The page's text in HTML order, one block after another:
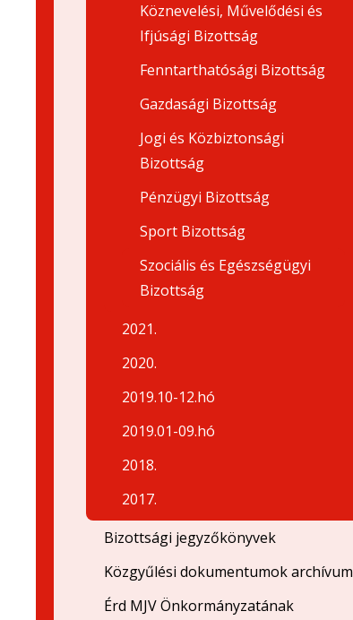
Köznevelési, Művelődési és
Ifjúsági Bizottság
Fenntarthatósági Bizottság
Gazdasági Bizottság
Jogi és Közbiztonsági
Bizottság
Pénzügyi Bizottság
Sport Bizottság
Szociális és Egészségügyi
Bizottság
2021.
2020.
2019.10-12.hó
2019.01-09.hó
2018.
2017.
Bizottsági jegyzőkönyvek
Közgyűlési dokumentumok archívum
Érd MJV Önkormányzatának